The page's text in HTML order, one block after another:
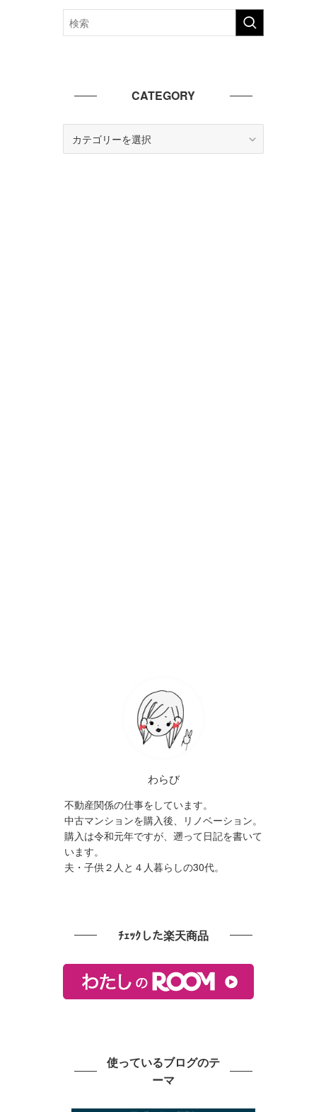
CATEGORY
わらび
不動産関係の仕事をしています。
中古マンションを購入後、リノベーション。
購入は令和元年ですが、遡って日記を書いて
います。
夫・子供２人と４人暮らしの30代。
ﾁｪｯｸした楽天商品
使っているブログのテ
ーマ